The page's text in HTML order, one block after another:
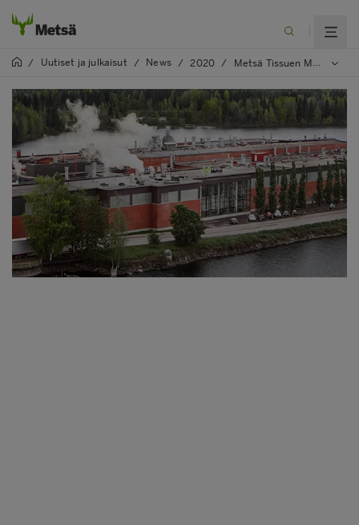
/ Uutiset ja julkaisut / News / 2020 / Metsä Tissuen Mäntän tehdas työllisti tänä kesänä 70 kesätyöntekijää